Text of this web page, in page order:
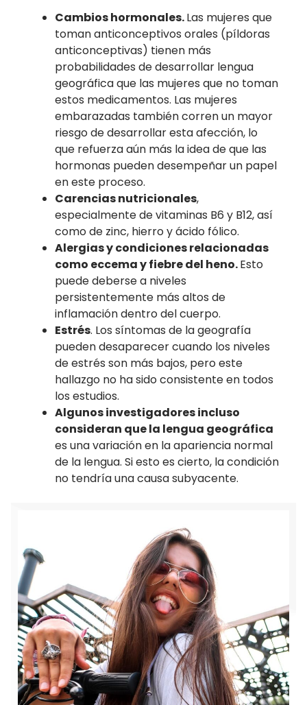
Cambios hormonales.Las mujeres que
toman anticonceptivos orales (píldoras
anticonceptivas) tienen más
probabilidades de desarrollar lengua
geográfica que las mujeres que no toman
estos medicamentos. Las mujeres
embarazadas también corren un mayor
riesgo de desarrollar esta afección, lo
que refuerza aún más la idea de que las
hormonas pueden desempeñar un papel
en este proceso.
Carencias nutricionales,
especialmente de vitaminas B6 y B12, así
como de zinc, hierro y ácido fólico.
Alergias y condiciones relacionadas
como eccema y fiebre del heno.Esto
puede deberse a niveles
persistentemente más altos de
inflamación dentro del cuerpo.
Estrés. Los síntomas de la geografía
pueden desaparecer cuando los niveles
de estrés son más bajos, pero este
hallazgo no ha sido consistente en todos
los estudios.
Algunos investigadores incluso
consideran que la lengua geográfica
es una variación en la apariencia normal
de la lengua. Si esto es cierto, la condición
no tendría una causa subyacente.